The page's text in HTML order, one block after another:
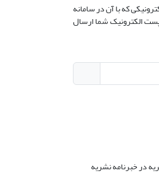
که با آن در سامانه
پست الکترونیک شما ارسال
در خبرنامه نشریه